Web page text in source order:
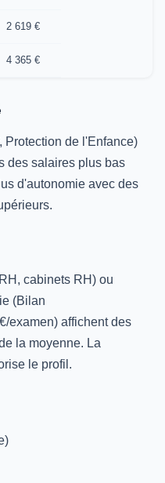
2 619 €
4 365 €
Protection de l'Enfance)
des salaires plus bas
d'autonomie avec des
cabinets RH) ou
(Bilan
examen) affichent des
la moyenne. La
le profil.